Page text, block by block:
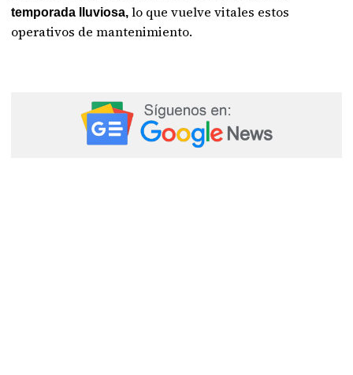
temporada lluviosa,lo que vuelve vitales estos
operativos de mantenimiento.